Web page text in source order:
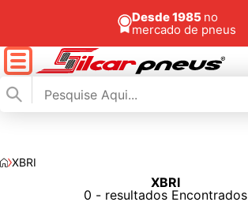
Desde 1985 no
mercado de pneus
XBRI
XBRI
0 - resultados Encontrados